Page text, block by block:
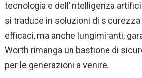
tecnologia e dell’intelligenza
si traduce in soluzioni di
efficaci, ma anche lungimiranti,
Worth rimanga un bastione di
per le generazioni a venire.